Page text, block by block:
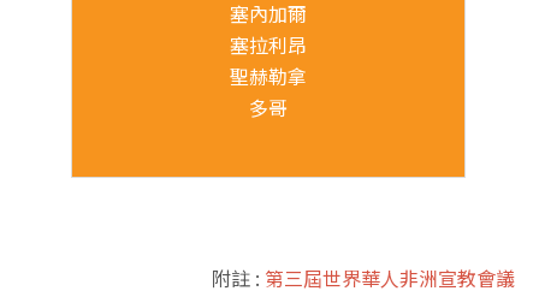
塞內加爾
塞拉利昂
聖赫勒拿
多哥
附註 : 第三屆世界華人非洲宣教會議